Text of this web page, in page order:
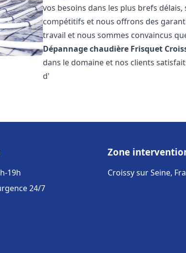
vos besoins dans les plus brefs
compétitifs et nous offrons des
travail et nous sommes convaincus
Dépannage chaudière Frisquet
dans le domaine et nos clients
d'
19h
24/7
Zone
Croissy sur Seine,